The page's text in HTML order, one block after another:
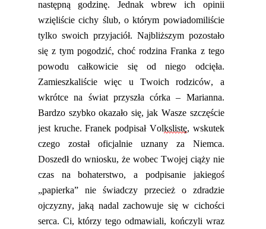
następną godzinę. Jednak wbrew ich opinii
wzięliście cichy ślub, o którym powiadomiliście
tylko swoich przyjaciół. Najbliższym pozostało
się z tym pogodzić, choć rodzina Franka z tego
powodu całkowicie się od niego odcięła.
Zamieszkaliście więc u Twoich rodziców, a
wkrótce na świat przyszła córka – Marianna.
Bardzo szybko okazało się, jak Wasze szczęście
jest kruche. Franek podpisał Volkslistę, wskutek
czego został oficjalnie uznany za Niemca.
Doszedł do wniosku, że wobec Twojej ciąży nie
czas na bohaterstwo, a podpisanie jakiegoś
„papierka” nie świadczy przecież o zdradzie
ojczyzny,jaką nadal zachowuje się w cichości
serca. Ci, którzy tego odmawiali, kończyli wraz